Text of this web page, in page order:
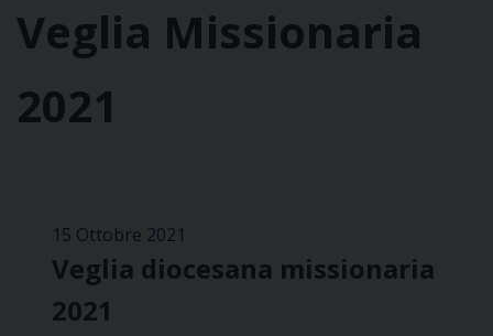
Veglia Missionaria
2021
15 Ottobre 2021
Veglia diocesana missionaria
2021